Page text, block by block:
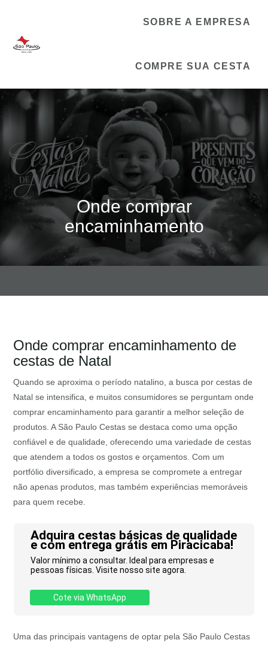
SOBRE A EMPRESA
COMPRE SUA CESTA
Onde comprar
encaminhamento
Onde comprar encaminhamento de
cestas de Natal
Quando se aproxima o período natalino, a busca por cestas de
Natal se intensifica, e muitos consumidores se perguntam onde
comprar encaminhamento para garantir a melhor seleção de
produtos. A São Paulo Cestas se destaca como uma opção
confiável e de qualidade, oferecendo uma variedade de cestas
que atendem a todos os gostos e orçamentos. Com um
portfólio diversificado, a empresa se compromete a entregar
não apenas produtos, mas também experiências memoráveis
para quem recebe.
Adquira cestas básicas de qualidade
e com entrega grátis em Piracicaba!
Valor mínimo a consultar. Ideal para empresas e
pessoas físicas. Visite nosso site agora.
Cote via WhatsApp
Uma das principais vantagens de optar pela São Paulo Cestas